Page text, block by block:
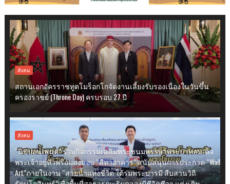
สังคม
สถานเอกอัครราชทูตโมร็อกโกจัดงานเลี้ยงรับรองเนื่องในวันขึ้น
ครองราชย์ (Throne Day) ครบรอบ 27 ปี
สังคม
“นิปปอนเพนต์” ร่วมกิจกรรมเฉลิมพระชนมพรรษาพระบาทสมเด็จ
พระเจ้าอยู่หัวพร้อมส่งมอบ “สีทาอาคาร” สนับสนุนการประกวด “Wall
Art”ภายในงาน “สายน้ำแห่งชีวิต ใต้ร่มพระบารมี สืบสานวิถี